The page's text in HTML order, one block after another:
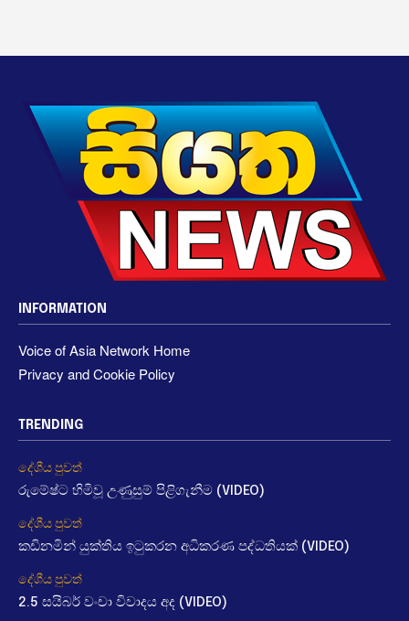
INFORMATION
Voice of Asia Network Home
Privacy and Cookie Policy
TRENDING
දේශීය පුවත්
රුමේෂ්ට හිමිවූ උණුසුම් පිළිගැනීම (VIDEO)
දේශීය පුවත්
කඩිනමින් යුක්තිය ඉටුකරන අධිකරණ පද්ධතියක් (VIDEO)
දේශීය පුවත්
2.5 සයිබර් වංචා විවාදය අද (VIDEO)